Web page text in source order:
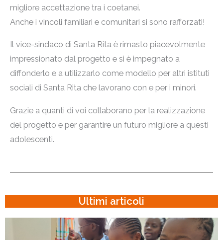
migliore accettazione tra i coetanei.
Anche i vincoli familiari e comunitari si sono rafforzati!
Il vice-sindaco di Santa Rita è rimasto piacevolmente
impressionato dal progetto e si è impegnato a
diffonderlo e a utilizzarlo come modello per altri istituti
sociali di Santa Rita che lavorano con e per i minori.
Grazie a quanti di voi collaborano per la realizzazione
del progetto e per garantire un futuro migliore a questi
adolescenti.
Ultimi articoli